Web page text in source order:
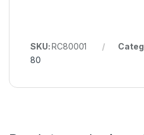
SKU:RC80001
80